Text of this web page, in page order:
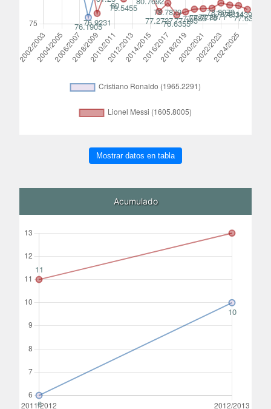
Mostrar datos en tabla
Acumulado